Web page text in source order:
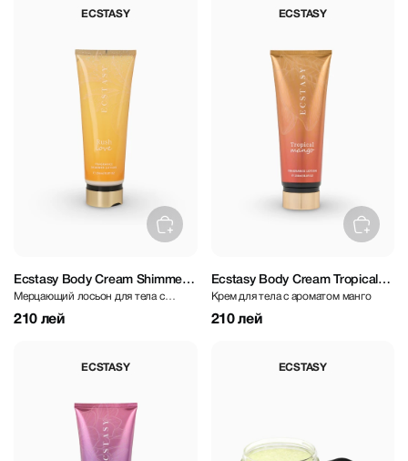
ECSTASY
Ecstasy Body Cream Shimmer
Rush Love 250 ml
Мерцающий лосьон для тела с
цветочным ароматом
210 лей
ECSTASY
Ecstasy Body Cream Tropical
Mango 236 ml
Крем для тела с ароматом манго
210 лей
ECSTASY ECSTASY